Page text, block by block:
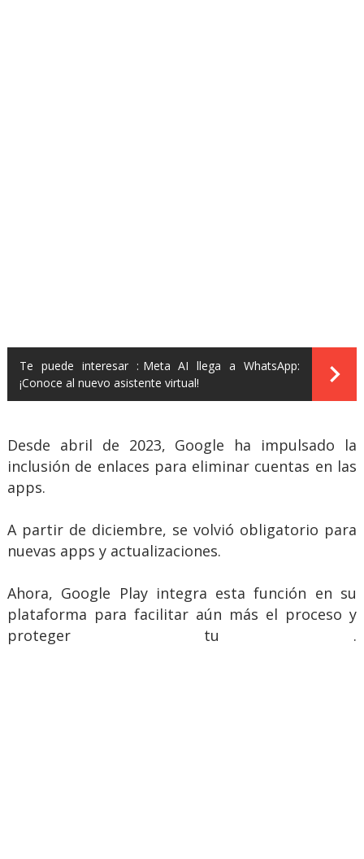
Te puede interesar : Meta AI llega a WhatsApp:
¡Conoce al nuevo asistente virtual!
Desde abril de 2023, Google ha impulsado la
inclusión de enlaces para eliminar cuentas en las
apps.
A partir de diciembre, se volvió obligatorio para
nuevas apps y actualizaciones.
Ahora, Google Play integra esta función en su
plataforma para facilitar aún más el proceso y
proteger tu .